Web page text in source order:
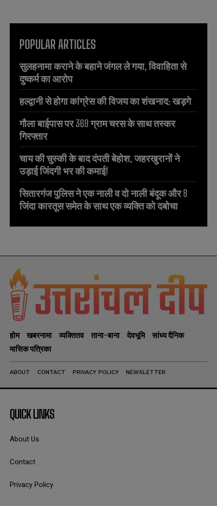
POPULAR ARTICLES
सुलहनामा कराने के बहाने जंगल ले गया, विवाहिता से
दुष्कर्म का आरोप
हल्द्वानी से होगा कांग्रेस की विजय का शंखनाद: खड़गे
गौला बाईपास पर 369 ग्राम चरस के साथ तस्कर
गिरफ्तार
चाय की चुस्की के बाद दंपती बेहोश, जहरखुरानों ने
उड़ाई जिंदगी भर की कमाई!
सितारगंज पुलिस ने एक नाली व दो नाली बंदूक और 8
जिंदा कारतूस समेत के साथ एक व्यक्ति को दबोचा
होम खबरनामा व्यक्तितव ताना-बाना देवभूमि
सांध्य दैनिक
मासिक पत्रिका
ABOUT CONTACT PRIVACY POLICY NEWSLETTER
QUICK LINKS
About Us
Contact
Privacy Policy